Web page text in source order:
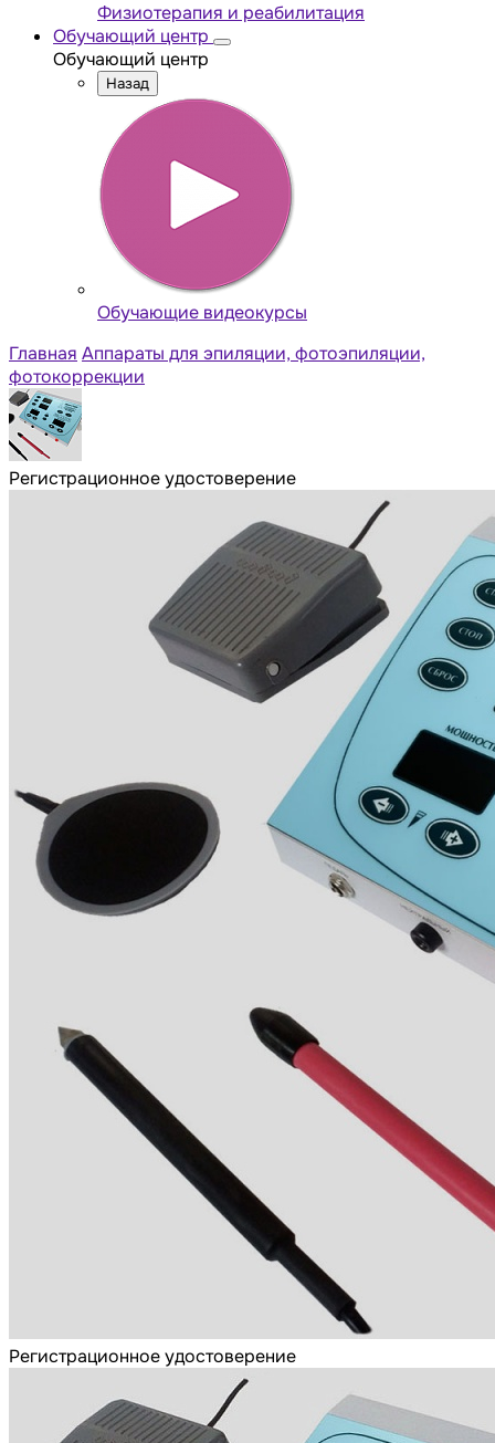
Физиотерапия и реабилитация
Обучающий центр
Обучающий центр
Назад
Обучающие видеокурсы
Главная Аппараты для эпиляции, фотоэпиляции,
фотокоррекции
Регистрационное удостоверение
Регистрационное удостоверение